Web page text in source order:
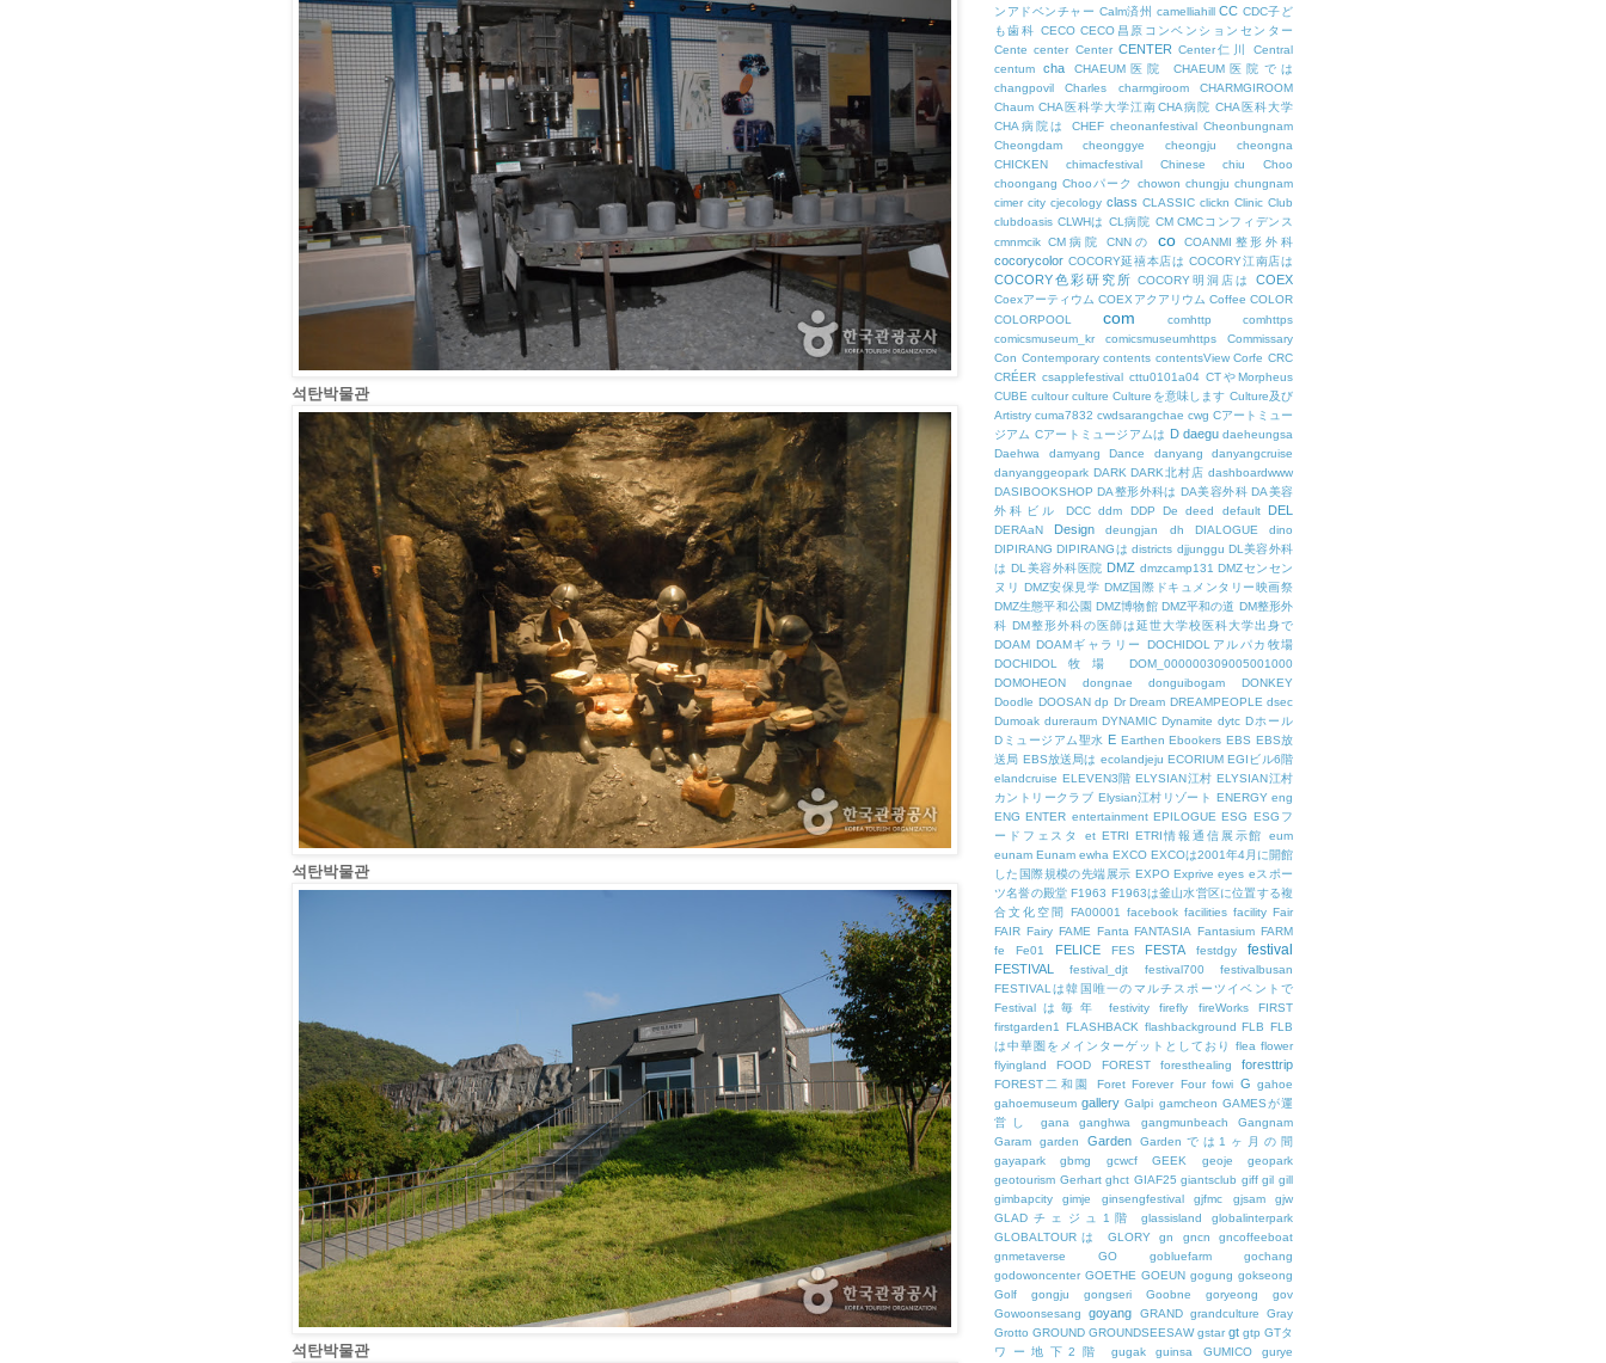
석탄박물관
석탄박물관
석탄박물관
ンアドベンチャー Calm済州 camelliahill CC CDC子ど
も歯科 CECO CECO昌原コンベンションセンター
Cente center Center CENTER Center仁川
Central
centum
cha CHAEUM医院
CHAEUM医院では
changpovil
Charles charmgiroom
CHARMGIROOM
Chaum CHA医科学大学江南CHA病院 CHA医科大学
CHA病院は
CHEF cheonanfestival Cheonbungnam
Cheongdam
cheonggye cheongju
cheongna
CHICKEN
chimacfestival Chinese chiu
Choo
choongang Chooパーク chowon chungju chungnam
cimer city cjecology class CLASSIC clickn Clinic Club
clubdoasis CLWHは CL病院 CM CMCコンフィデンス
cmnmcik CM病院 CNNの co COANMI整形外科
cocorycolor COCORY延禧本店は COCORY江南店は
COCORY色彩研究所 COCORY明洞店は COEX
Coexアーティウム COEXアクアリウム Coffee COLOR
COLORPOOL
com comhttp
comhttps
comicsmuseum_kr
comicsmuseumhttps
Commissary
Con Contemporary contents contentsView Corfe CRC
CRÉER csapplefestival cttu0101a04 CTやMorpheus
CUBE cultour culture Cultureを意味します Culture及び
Artistry cuma7832 cwdsarangchae cwg Cアートミュー
ジアム Cアートミュージアムは D daegu daeheungsa
Daehwa
damyang Dance danyang
danyangcruise
danyanggeopark DARK DARK北村店 dashboardwww
DASIBOOKSHOP DA整形外科は DA美容外科 DA美容
外科ビル
DCC ddm DDP De deed default DEL
DERAaN Design deungjan dh DIALOGUE
dino
DIPIRANG DIPIRANGは districts djjunggu DL美容外科
は DL美容外科医院 DMZ dmzcamp131 DMZセンセン
ヌリ DMZ安保見学 DMZ国際ドキュメンタリー映画祭
DMZ生態平和公園 DMZ博物館 DMZ平和の道 DM整形外
科 DM整形外科の医師は延世大学校医科大学出身で
DOAM DOAMギャラリー
DOCHIDOLアルパカ牧場
DOCHIDOL牧場
DOM_000000309005001000
DOMOHEON
dongnae donguibogam
DONKEY
Doodle DOOSAN dp Dr Dream DREAMPEOPLE dsec
Dumoak dureraum DYNAMIC Dynamite dytc Dホール
Dミュージアム聖水 E Earthen Ebookers EBS EBS放
送局 EBS放送局は ecolandjeju ECORIUM EGIビル6階
elandcruise ELEVEN3階 ELYSIAN江村 ELYSIAN江村
カントリークラブ Elysian江村リゾート ENERGY eng
ENG ENTER entertainment EPILOGUE ESG ESGフ
ードフェスタ
et ETRI ETRI情報通信展示館
eum
eunam Eunam ewha EXCO EXCOは2001年4月に開館
した国際規模の先端展示 EXPO Exprive eyes eスポー
ツ名誉の殿堂 F1963 F1963は釜山水営区に位置する複
合文化空間
FA00001 facebook facilities facility Fair
FAIR Fairy FAME Fanta FANTASIA Fantasium FARM
fe
Fe01 FELICE FES FESTA festdgy festival
FESTIVAL festival_djt festival700
festivalbusan
FESTIVALは韓国唯一のマルチスポーツイベントで
Festivalは毎年
festivity firefly fireWorks
FIRST
firstgarden1
FLASHBACK flashbackground FLB FLB
は中華圏をメインターゲットとしており
flea flower
flyingland
FOOD FOREST foresthealing foresttrip
FOREST二和園 Foret Forever Four fowi G gahoe
gahoemuseum gallery Galpi gamcheon GAMESが運
営し
gana ganghwa gangmunbeach
Gangnam
Garam
garden Garden
Gardenでは1ヶ月の間
gayapark
gbmg gcwcf GEEK geoje
geopark
geotourism Gerhart ghct GIAF25 giantsclub giff gil gill
gimbapcity
gimje ginsengfestival gjfmc gjsam
gjw
GLADチェジュ1階
glassisland
globalinterpark
GLOBALTOURは
GLORY gn gncn
gncoffeeboat
gnmetaverse
GO gobluefarm
gochang
godowoncenter GOETHE GOEUN gogung gokseong
Golf
gongju gongseri Goobne goryeong
gov
Gowoonsesang
goyang GRAND grandculture
Gray
Grotto GROUND GROUNDSEESAW gstar gt gtp GTタ
ワー地下2階
gugak guinsa GUMICO
gurye